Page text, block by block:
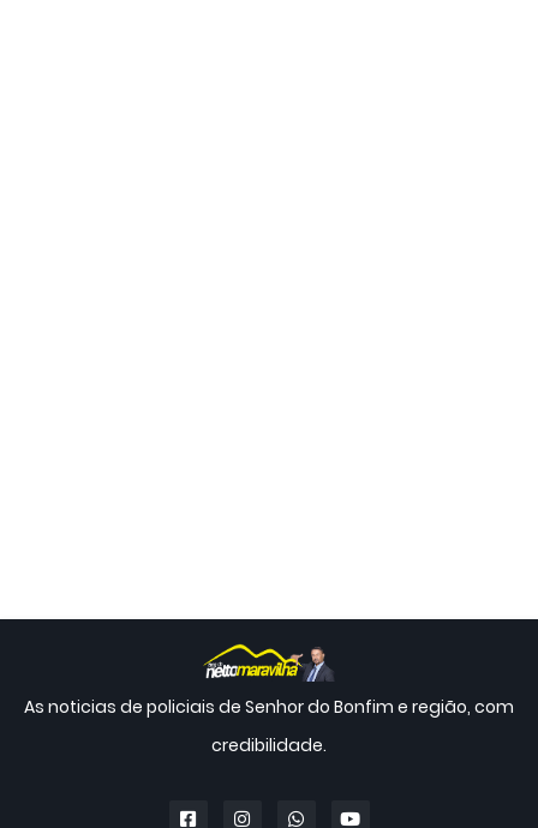
As noticias de policiais de Senhor do Bonfim e região, com
credibilidade.